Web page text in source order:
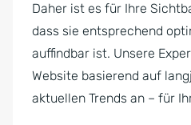
Daher ist es für Ihre
dass sie entsprechend
auffindbar ist. Unsere
Website basierend auf
aktuellen Trends an – für